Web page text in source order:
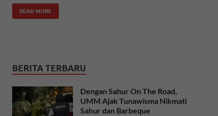
READ MORE
BERITA TERBARU
Dengan Sahur On The Road,
UMM Ajak Tunawisma Nikmati
Sahur dan Barbeque